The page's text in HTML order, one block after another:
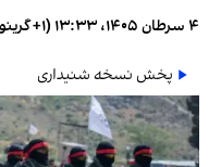
۴ سرطان ۱۴۰۵، ۱۳:۳۳ (‎+۱ گرینویچ)
پخش نسخه شنیداری